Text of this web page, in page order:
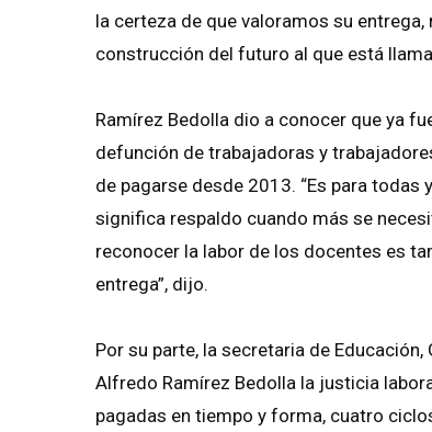
la certeza de que valoramos su
construcción del futuro al que está
Ramírez Bedolla dio a conocer que ya
defunción de trabajadoras y
de pagarse desde 2013. “Es para
significa respaldo cuando más se
reconocer la labor de los docentes es
entrega”, dijo.
Por su parte, la secretaria de
Alfredo Ramírez Bedolla la justicia
pagadas en tiempo y forma, cuatro